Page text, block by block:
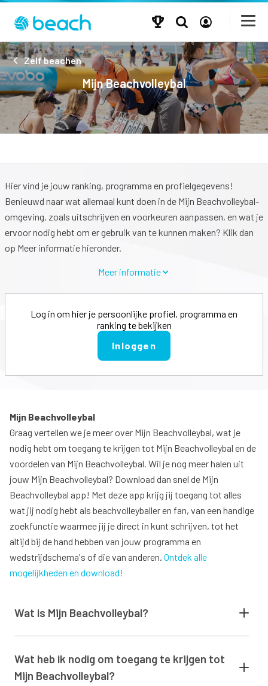
Zelf beachen
Mijn Beachvolleybal
Hier vind je jouw ranking, programma en profielgegevens!
Benieuwd naar wat allemaal kunt doen in de Mijn Beachvolleybal-
omgeving, zoals uitschrijven en voorkeuren aanpassen, en wat je
ervoor nodig hebt om er gebruik van te kunnen maken? Klik dan
op Meer informatie hieronder.
Meer informatie
Log in om hier je persoonlijke profiel, programma en
ranking te bekijken
Inloggen
Mijn Beachvolleybal
Graag vertellen we je meer over Mijn Beachvolleybal, wat je
nodig hebt om toegang te krijgen tot Mijn Beachvolleybal en de
voordelen van Mijn Beachvolleybal. Wil je nog meer halen uit
jouw Mijn Beachvolleybal? Download dan snel de Mijn
Beachvolleybal app! Met deze app krijg jij toegang tot alles
wat jij nodig hebt als beachvolleyballer en fan, van een handige
zoekfunctie waarmee jij je direct in kunt schrijven, tot het
altijd bij de hand hebben van jouw programma en
wedstrijdschema's of die van anderen. Ontdek alle
mogelijkheden en download!
Wat is Mijn Beachvolleybal?
Wat heb ik nodig om toegang te krijgen tot
Mijn Beachvolleybal?